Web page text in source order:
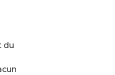
du